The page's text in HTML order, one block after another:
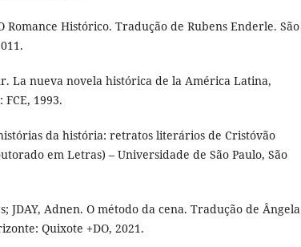
Romance Histórico. Tradução de Rubens Enderle. São
La nueva novela histórica de la América Latina,
FCE, 1993.
da história: retratos literários de Cristóvão
em Letras) – Universidade de São Paulo, São
JDAY, Adnen. O método da cena. Tradução de Ângela
Quixote +DO, 2021.